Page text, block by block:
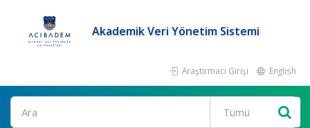
Akademik Veri Yönetim Sistemi
Araştırmacı Girişi English
Ara